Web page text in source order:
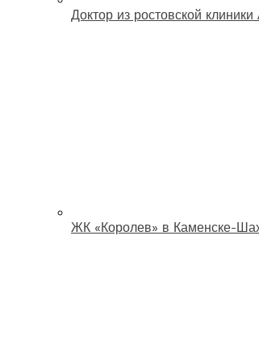
Доктор из ростовской
ЖК «Королев» в Каменске-